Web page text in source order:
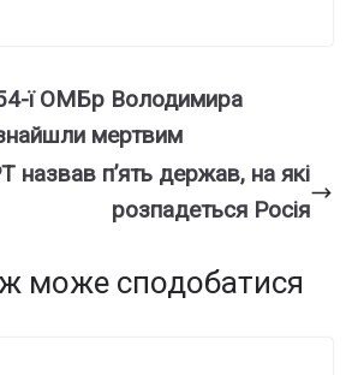
ї ОМБр Володимира
мертвим
назвав п’ять держав, на які
розпадеться Росія
може сподобатися